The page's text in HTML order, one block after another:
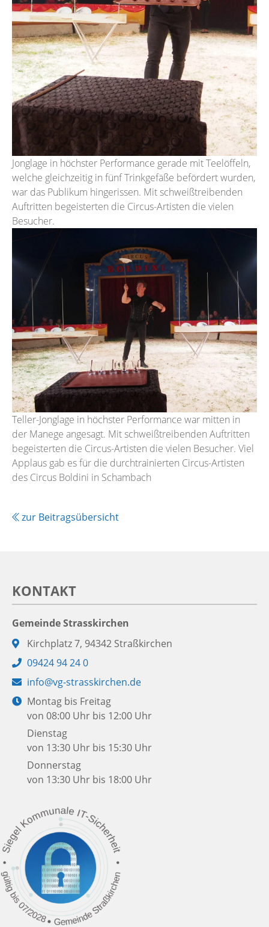
Jonglage in höchster Performance gerade mit Teelöffeln,
welche gleichzeitig in fünf Trinkgefäße befördert wurden,
war das Publikum hingerissen. Mit schweißtreibenden
Auftritten begeisterten die Circus-Artisten die vielen
Besucher.
Teller-Jonglage in höchster Performance war mitten in
der Manege angesagt. Mit schweißtreibenden Auftritten
begeisterten die Circus-Artisten die vielen Besucher. Viel
Applaus gab es für die durchtrainierten Circus-Artisten
des Circus Boldini in Schambach
zur Beitragsübersicht
KONTAKT
Gemeinde Strasskirchen
Adresse:
Kirchplatz 7, 94342 Straßkirchen
Telefon:
09424 94 24 0
E-
Mail:
info@vg-strasskirchen.de
Öffnungszeiten:
Montag bis Freitag
von 08:00 Uhr bis 12:00 Uhr
Dienstag
von 13:30 Uhr bis 15:30 Uhr
Donnerstag
von 13:30 Uhr bis 18:00 Uhr